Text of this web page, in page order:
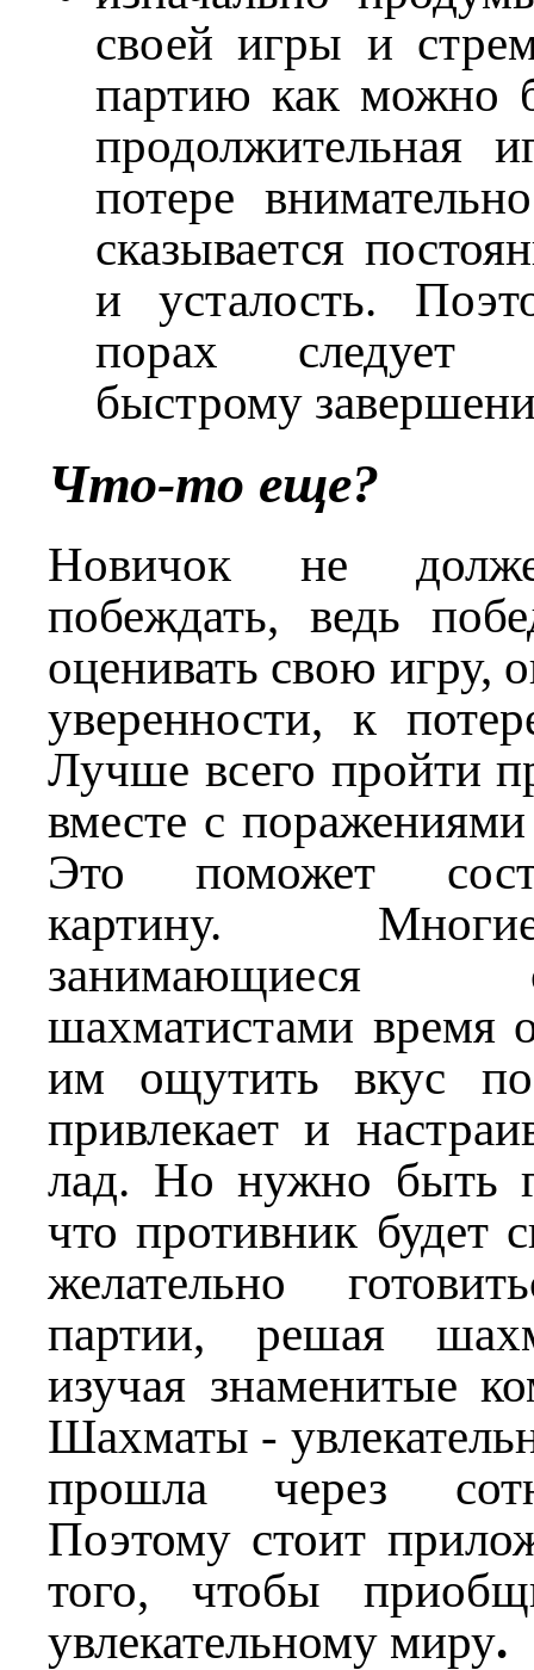
своей игры и
партию как можно
продолжительная
потере
сказывается
и усталость.
порах следует
быстрому
Что-то еще?
Новичок не
побеждать, ведь
оценивать свою игру,
уверенности, к
Лучше всего пройти
вместе с
Это поможет
картину.
шахматистами время
им ощутить вкус
привлекает и
лад. Но нужно быть
что противник будет
желательно
партии, решая
изучая знаменитые
Шахматы -
прошла через
Поэтому стоит
того, чтобы
увлекательному миру.